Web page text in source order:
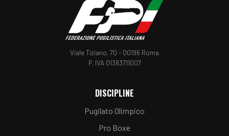
Viale Tiziano, 70 - 00196 Roma
P. IVA 01383711007
DISCIPLINE
Pugilato Olimpico
Pro Boxe